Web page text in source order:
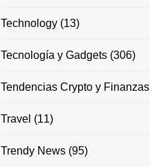
Technology (13)
Tecnología y Gadgets (306)
Tendencias Crypto y Finanzas
Travel (11)
Trendy News (95)